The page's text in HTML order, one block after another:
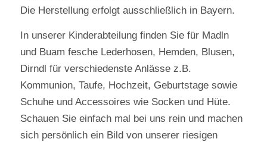
Die Herstellung erfolgt ausschließlich in Bayern.
In unserer Kinderabteilungfinden Sie für Madln
und Buam fesche Lederhosen, Hemden, Blusen,
Dirndl für verschiedenste Anlässe z.B.
Kommunion, Taufe, Hochzeit, Geburtstage sowie
Schuhe und Accessoires wie Socken und Hüte.
Schauen Sie einfach mal bei uns rein und machen
sich persönlich ein Bild von unserer riesigen